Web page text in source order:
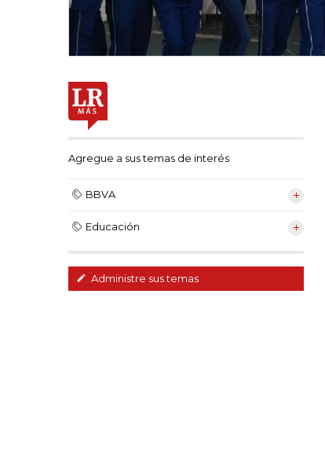
Agregue a sus temas de interés
BBVA
Educación
Administre sus temas